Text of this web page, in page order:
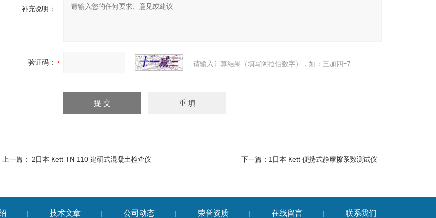
补充说明：
验证码： 请输入计算结果（填写阿拉伯数字），如：三加四=7
上一篇： 2日本 Kett TN-110 建研式混凝土检查仪 下一篇： 1日本 Kett 便携式静摩擦系数测试仪
| 技术文章 | 公司动态 | 荣誉资质 | 在线留言 | 联系我们